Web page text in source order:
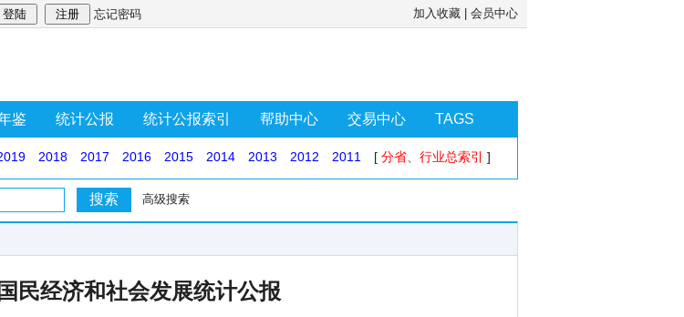
忘记密码 加入收藏 会员中心
鉴 统计公报 统计公报索引 帮助中心 交易中心 TAGS
2018 2017 2016 2015 2014 2013 2012 2011 [ 分省、行业总索引 ]
高级搜索
民经济和社会发展统计公报